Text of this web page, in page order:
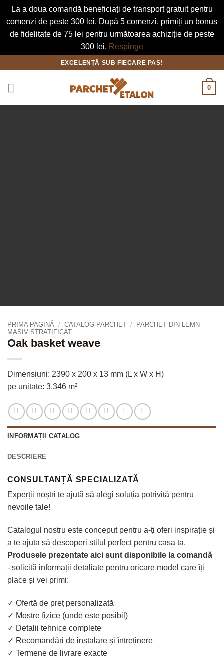
La a doua comandă beneficiați de transport gratuit pentru
comenzi de peste 300 lei. După 5 comenzi, primiți un bonus
de fidelitate de 75 lei pentru următoarea achiziție de peste
300 lei. Respinge
content
EXCELENȚĂ SUB FIECARE PAS!
0
PRIMA PAGINĂ / CATALOG PARCHET /
PARCHET DIN LEMN
MASIV STRATIFICAT
Oak basket weave
Dimensiuni: 2390 x 200 x 13 mm (L x W x H)
pe unitate: 3.346 m²
INFORMAȚII CATALOG
DESCRIERE
CONSULTANȚĂ SPECIALIZATĂ
Experții noștri te ajută să alegi soluția potrivită pentru
nevoile tale!
Catalogul nostru este conceput pentru a-ți oferi inspirație și
a te ajuta să descoperi stilul perfect pentru casa ta.
Produsele prezentate aici sunt disponibile la comandă
- solicită informații detaliate pentru oricare model care îți
place și vei primi:
✓ Ofertă de preț personalizată
✓ Mostre fizice (unde este posibil)
✓ Detalii tehnice complete
✓ Recomandări de instalare și întreținere
✓ Termene de livrare exacte